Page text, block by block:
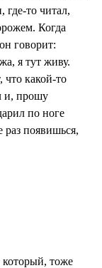
где-то читал,
Когда
говорит:
я тут живу.
какой-то
и, прошу
по ноге
раз появишься,
тоже